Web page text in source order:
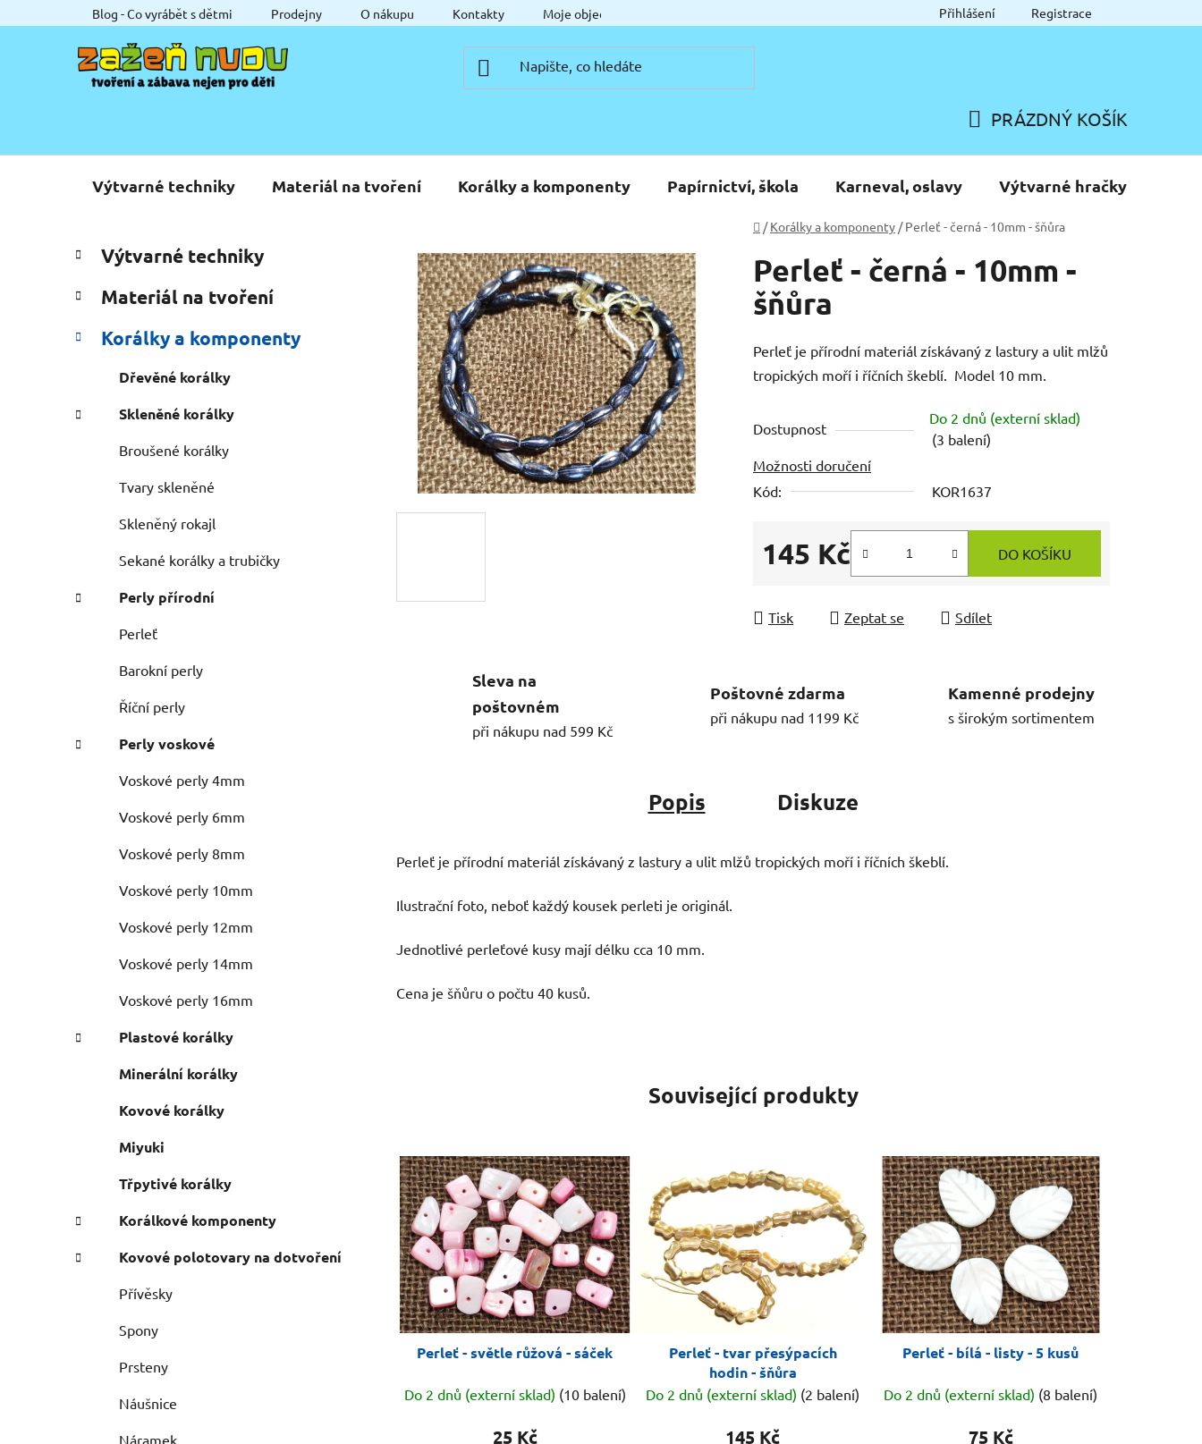
na
Blog - Co vyrábět s dětmi Prodejny O nákupu Kontakty Moje objednávka Přihlášení Registrace
KOŠÍK
PRÁZDNÝ KOŠÍK
Výtvarné techniky Materiál na tvoření Korálky a komponenty Papírnictví, škola Karneval, oslavy Výtvarné hračky
Domů
/ Korálky a komponenty / Perleť - černá - 10mm - šňůra
P
o
s
r
n
Přeskočit
kategorie
a
e
o
Výtvarné techniky
Materiál na tvoření
Korálky a komponenty
Dřevěné korálky
Skleněné korálky
Broušené korálky
Tvary skleněné
Skleněný rokajl
Sekané korálky a trubičky
Perly přírodní
Perleť
Barokní perly
Říční perly
Perly voskové
Voskové perly 4mm
Voskové perly 6mm
Voskové perly 8mm
Voskové perly 10mm
Voskové perly 12mm
Voskové perly 14mm
Voskové perly 16mm
Plastové korálky
Minerální korálky
Kovové korálky
Miyuki
Třpytivé korálky
Korálkové komponenty
Kovové polotovary na dotvoření
Přívěsky
Spony
Prsteny
Náušnice
Náramek
Perleť - černá - 10mm -
šňůra
Perleť je přírodní materiál získávaný z lastury a ulit mlžů
tropických moří i říčních škeblí. Model 10 mm.
Dostupnost
Do 2 dnů (externí sklad)
(3 balení)
Možnosti doručení
Kód:
KOR1637
145 Kč DO KOŠÍKU
Tisk Zeptat se Sdílet
Sleva na
poštovném
při nákupu nad 599 Kč
Poštovné zdarma
při nákupu nad 1199 Kč
Kamenné prodejny
s širokým sortimentem
Popis Diskuze
Perleť je přírodní materiál získávaný z lastury a ulit mlžů tropických moří i říčních škeblí.
Ilustrační foto, neboť každý kousek perleti je originál.
Jednotlivé perleťové kusy mají délku cca 10 mm.
Cena je šňůru o počtu 40 kusů.
Související produkty
Perleť - světle růžová - sáček
Do 2 dnů (externí sklad) (10 balení)
25 Kč
Perleť - tvar přesýpacích
hodin - šňůra
Do 2 dnů (externí sklad) (2 balení)
145 Kč
Perleť - bílá - listy - 5 kusů
Do 2 dnů (externí sklad) (8 balení)
75 Kč